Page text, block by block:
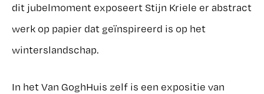
dit jubelmoment exposeert Stijn Kriele er abstract
werk op papier dat geïnspireerd is op het
winterslandschap.
In het Van GoghHuis zelf is een expositie van